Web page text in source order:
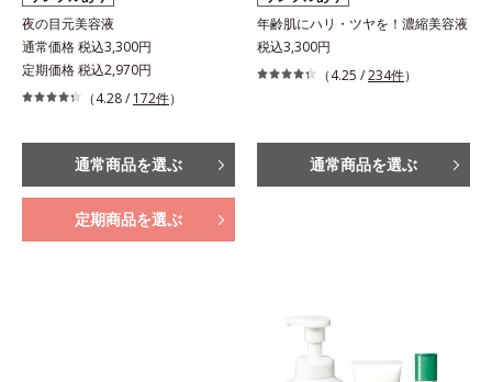
夜の目元美容液
通常価格 税込3,300円
定期価格 税込2,970円
（4.28 / 172件）
通常商品を選ぶ
定期商品を選ぶ
年齢肌にハリ・ツヤを！濃縮美容液
税込3,300円
（4.25 /234件）
通常商品を選ぶ